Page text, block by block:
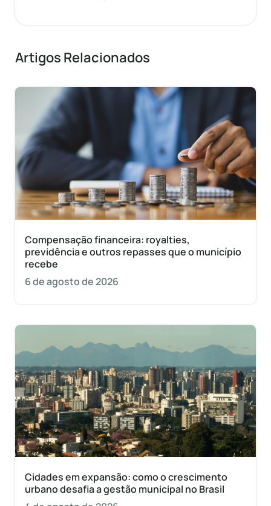
Artigos Relacionados
Compensação financeira: royalties,
previdência e outros repasses que o município
recebe
6 de agosto de 2026
Cidades em expansão: como o crescimento
urbano desafia a gestão municipal no Brasil